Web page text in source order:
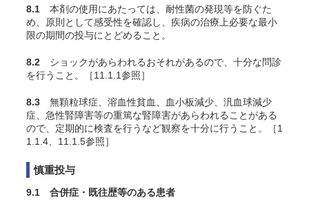
8.1 本剤の使用にあたっては、耐性菌の発現等を防ぐた
め、原則として感受性を確認し、疾病の治療上必要な最小
限の期間の投与にとどめること。
8.2 ショックがあらわれるおそれがあるので、十分な問診
を行うこと。［11.1.1参照］
8.3 無顆粒球症、溶血性貧血、血小板減少、汎血球減少
症、急性腎障害等の重篤な腎障害があらわれることがある
ので、定期的に検査を行うなど観察を十分に行うこと。［1
1.1.4、11.1.5参照］
慎重投与
9.1 合併症・既往歴等のある患者